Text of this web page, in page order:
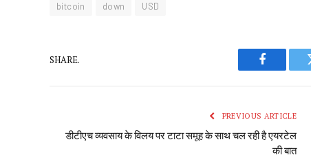
bitcoin down USD
SHARE.
Facebook
PREVIOUS ARTICLE
डीटीएच व्यवसाय के विलय पर टाटा समूह के साथ चल रही है एयरटेल
की बात